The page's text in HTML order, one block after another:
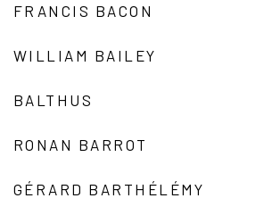
FRANCIS BACON
WILLIAM BAILEY
BALTHUS
RONAN BARROT
GÉRARD BARTHÉLÉMY